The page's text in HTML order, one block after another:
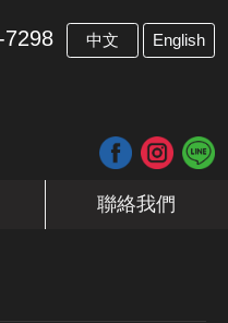
7298 中文 English
聯絡我們